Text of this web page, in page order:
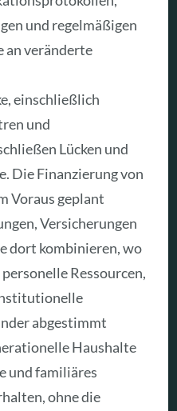
und regelmäßigen
an veränderte
einschließlich
und
Lücken und
Die Finanzierung von
Voraus geplant
Versicherungen
dort kombinieren, wo
Ressourcen,
abgestimmt
Haushalte
und familiäres
ohne die